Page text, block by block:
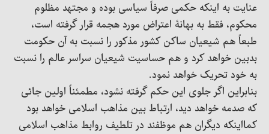
عنایت به اینکه حکمی صرفاً سیاسی بوده و مجتهد مظلوم
محکوم، فقط به بهانۀ اعتراض مورد هجمه قرار گرفته است،
طبعاً هم شیعیان ساکن کشور مذکور را نسبت به آن حکومت
بدبین خواهد کرد و هم حساسیت شیعیان سراسر عالم را نسبت
به خود تحریک خواهد نمود.
بنابراین اگر جلوی این حکم گرفته نشود، مطمئناً اولین جائی
که صدمه خواهد دید، ارتباط بین مذاهب اسلامی خواهد بود
کمااینکه دیگران هم موظفند در تلطیف روابط مذاهب اسلامی